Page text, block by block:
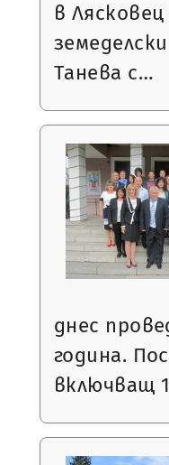
в
Танева с…
днес
година.
включващ